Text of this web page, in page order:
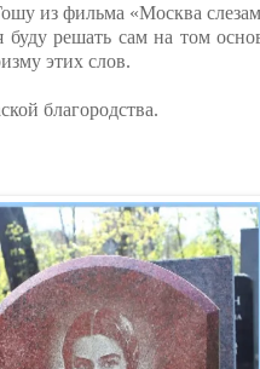
из фильма «Москва
буду решать сам на том
этих слов.
благородства.